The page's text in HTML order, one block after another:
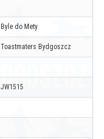
Byle do Mety
Toastmaters Bydgoszcz
JW1515